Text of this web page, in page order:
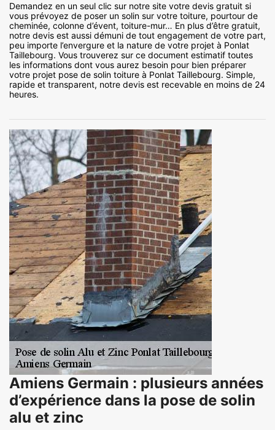
Demandez en un seul clic sur notre site votre devis gratuit si
vous prévoyez de poser un solin sur votre toiture, pourtour de
cheminée, colonne d’évent, toiture-mur… En plus d’être gratuit,
notre devis est aussi démuni de tout engagement de votre part,
peu importe l’envergure et la nature de votre projet à Ponlat
Taillebourg. Vous trouverez sur ce document estimatif toutes
les informations dont vous aurez besoin pour bien préparer
votre projet pose de solin toiture à Ponlat Taillebourg. Simple,
rapide et transparent, notre devis est recevable en moins de 24
heures.
Amiens Germain : plusieurs années
d’expérience dans la pose de solin
alu et zinc